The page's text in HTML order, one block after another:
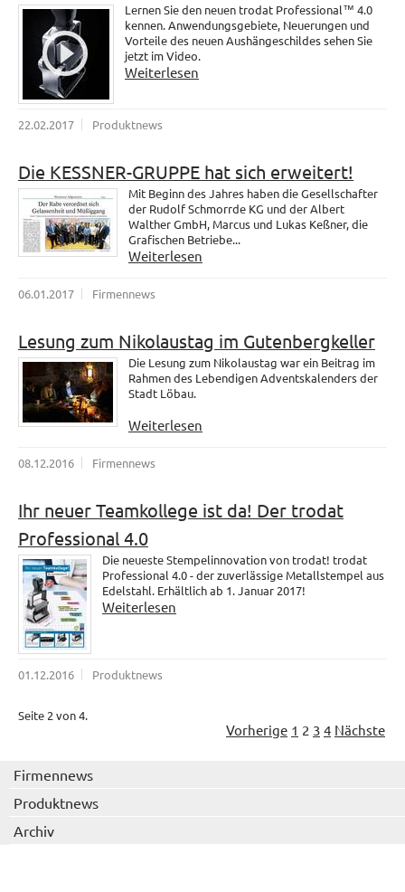
Lernen Sie den neuen trodat Professional™ 4.0
kennen. Anwendungsgebiete, Neuerungen und
Vorteile des neuen Aushängeschildes sehen Sie
jetzt im Video.
Weiterlesen
22.02.2017 Produktnews
Die KESSNER-GRUPPE hat sich erweitert!
Mit Beginn des Jahres haben die Gesellschafter
der Rudolf Schmorrde KG und der Albert
Walther GmbH, Marcus und Lukas Keßner, die
Grafischen Betriebe...
Weiterlesen
06.01.2017 Firmennews
Lesung zum Nikolaustag im Gutenbergkeller
Die Lesung zum Nikolaustag war ein Beitrag im
Rahmen des Lebendigen Adventskalenders der
Stadt Löbau.
Weiterlesen
08.12.2016 Firmennews
Ihr neuer Teamkollege ist da! Der trodat
Professional 4.0
Die neueste Stempelinnovation von trodat! trodat
Professional 4.0 - der zuverlässige Metallstempel aus
Edelstahl. Erhältlich ab 1. Januar 2017!
Weiterlesen
01.12.2016 Produktnews
Seite 2 von 4.
Vorherige 1 2 3 4 Nächste
Firmennews
Produktnews
Archiv